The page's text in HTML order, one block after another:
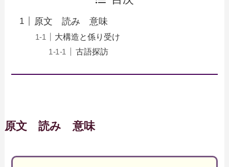
原文 読み 意味
大構造と係り受け
古語探訪
原文 読み 意味